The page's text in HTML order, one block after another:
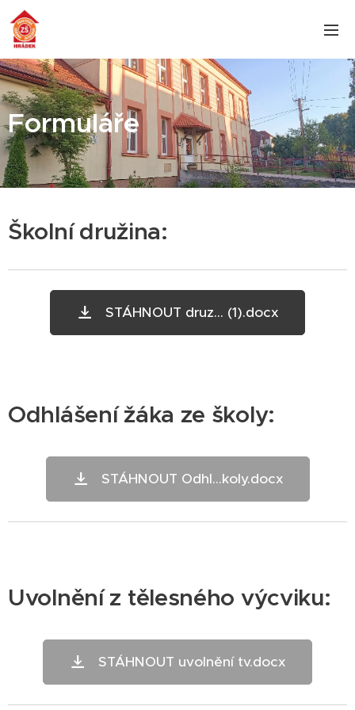
Formuláře
Školní družina:
STÁHNOUT druz... (1).docx
Odhlášení žáka ze školy:
STÁHNOUT Odhl...koly.docx
Uvolnění z tělesného výcviku:
STÁHNOUT uvolnění tv.docx